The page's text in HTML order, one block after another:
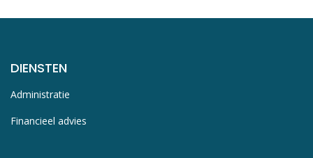
DIENSTEN
Administratie
Financieel advies